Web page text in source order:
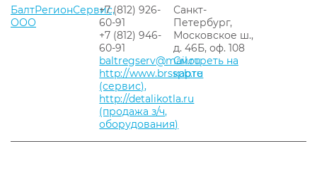
БалтРегионСервис,
ООО
+7 (812) 926-
60-91
+7 (812) 946-
60-91
baltregserv@mail.ru
http://www.brsspb.ru
(сервис),
http://detalikotla.ru
(продажа з/ч,
оборудования)
Санкт-
Петербург,
Московское ш.,
д. 46Б, оф. 108
Смотреть на
карте